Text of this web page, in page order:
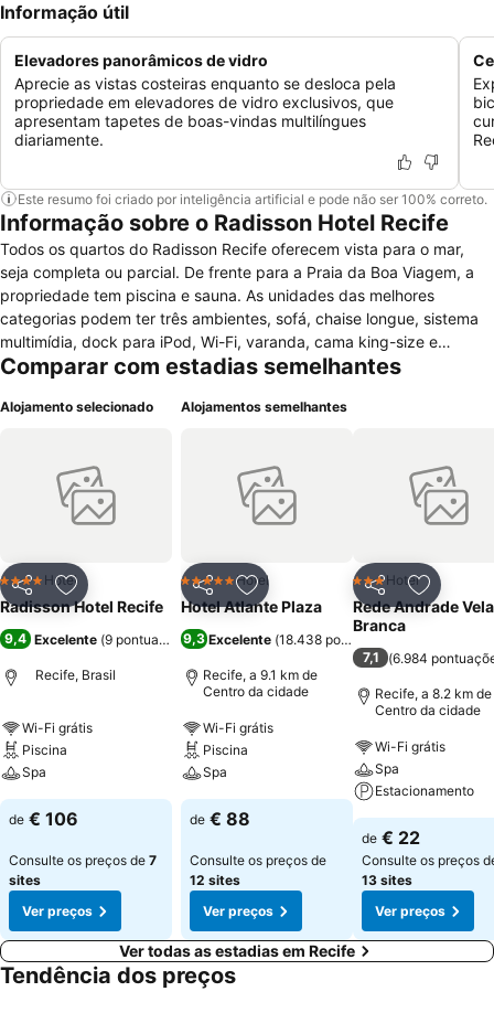
Informação útil
Elevadores panorâmicos de vidro
Aprecie as vistas costeiras enquanto se desloca pela
propriedade em elevadores de vidro exclusivos, que
apresentam tapetes de boas-vindas multilíngues
diariamente.
Este resumo foi criado por inteligência artificial e pode não ser 100% correto.
Informação sobre o Radisson Hotel Recife
Todos os quartos do Radisson Recife oferecem vista para o mar,
seja completa ou parcial. De frente para a Praia da Boa Viagem, a
propriedade tem piscina e sauna. As unidades das melhores
categorias podem ter três ambientes, sofá, chaise longue, sistema
multimídia, dock para iPod, Wi-Fi, varanda, cama king-size e
cafeteira Nespresso. Já ar-condicionado e mesa de trabalho são
recepção 24 horas e depósito de bagagens estão à disposição de
estilo bufê e à la carte. O café da manhã é cortesia. Dirigindo, são
15 minutos até a Casa da Cultura, antiga cadeia transformada em
mercado de artesanato, e até o Marco Zero da cidade, cercado por
Comparar com estadias semelhantes
Alojamento selecionado
PartilharAdicionar aos favoritos
4 EstrelasHotel
Radisson Hotel Recife
9,4 Excelente (9 pontuações)
Recife, Brasil
Wi-Fi grátis
Piscina
Spa
de € 106
Consulte os preços de 7
sites
Ver preços
Alojamentos semelhantes
PartilharAdicionar aos favoritos
5 EstrelasHotel
Hotel Atlante Plaza
9,3 Excelente (18.438 pontuações
Recife, a 9.1 km de
Centro da cidade
Wi-Fi grátis
Piscina
Spa
de € 88
Consulte os preços de
12 sites
Ver preços
Partilhar
3 Estrelas
Hotel
Rede Andrade Vela
Branca
7,1 (6.984
Recife, a 8.2 km de
Centro da cidade
Wi-Fi grátis
Spa
Estacionamento
de € 22
Consulte os preços
13 sites
Ver preços
Ver todas as estadias em Recife
Tendência dos preços